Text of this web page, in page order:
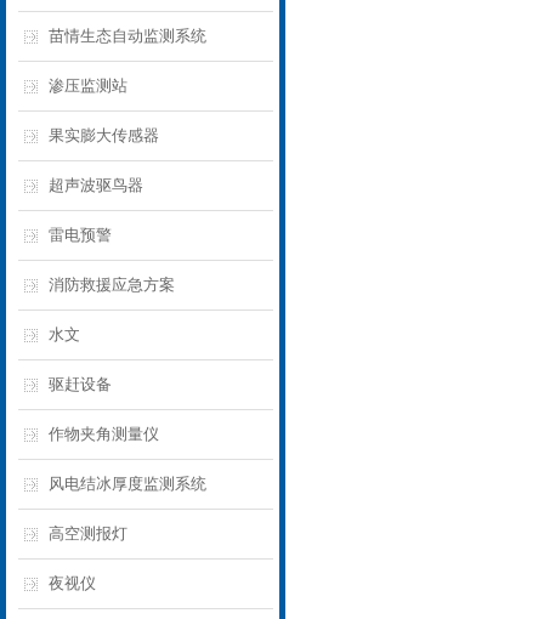
苗情生态自动监测系统
渗压监测站
果实膨大传感器
超声波驱鸟器
雷电预警
消防救援应急方案
水文
驱赶设备
作物夹角测量仪
风电结冰厚度监测系统
高空测报灯
夜视仪